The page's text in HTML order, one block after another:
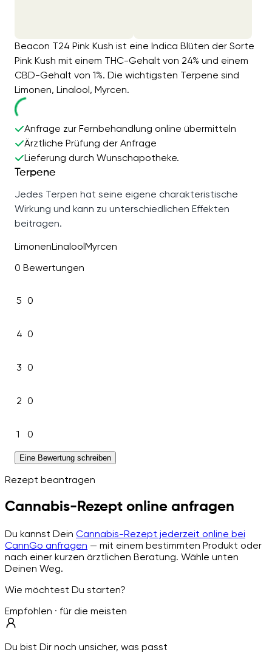
Beacon T24 Pink Kush ist eine Indica Blüten der Sorte
Pink Kush mit einem THC-Gehalt von 24% und einem
CBD-Gehalt von 1%. Die wichtigsten Terpene sind
Limonen, Linalool, Myrcen.
Anfrage zur Fernbehandlung online übermitteln
Ärztliche Prüfung der Anfrage
Lieferung durch Wunschapotheke.
Terpene
Jedes Terpen hat seine eigene charakteristische
Wirkung und kann zu unterschiedlichen Effekten
beitragen.
LimonenLinaloolMyrcen
0 Bewertungen
5 0
4 0
3 0
2 0
1 0
Eine Bewertung schreiben
Rezept beantragen
Cannabis-Rezept online anfragen
Du kannst Dein Cannabis-Rezept jederzeit online bei
CannGo anfragen — mit einem bestimmten Produkt oder
nach einer kurzen ärztlichen Beratung. Wähle unten
Deinen Weg.
Wie möchtest Du starten?
Empfohlen · für die meisten
Du bist Dir noch unsicher, was passt